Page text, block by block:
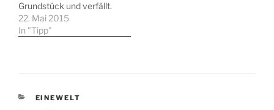
Grundstück und verfällt.
Dabei könnte ein
geschickter Investor das
Wochenende hatte ich
22. Mai 2015
In "Tipp"
KATEGORIEN
EINEWELT